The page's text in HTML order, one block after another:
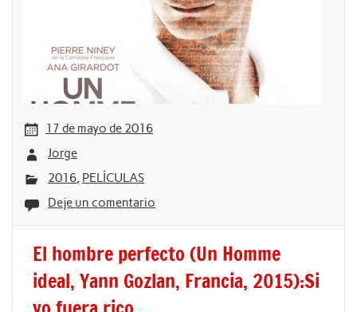
17 de mayo de 2016
Jorge
2016, PELÍCULAS
Deje un comentario
El hombre perfecto (Un Homme
ideal, Yann Gozlan, Francia, 2015):Si